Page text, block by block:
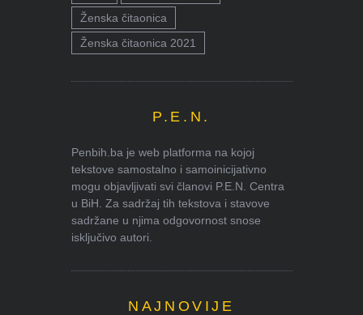
Ženska čitaonica
Ženska čitaonica 2021
P.E.N.
Penbih.ba je web platforma na kojoj
tekstove samostalno i samoinicijativno
mogu objavljivati svi članovi P.E.N. Centra
u BiH. Za sadržaj tih tekstova i stavove
sadržane u njima odgovornost snose
isključivo autori.
NAJNOVIJE